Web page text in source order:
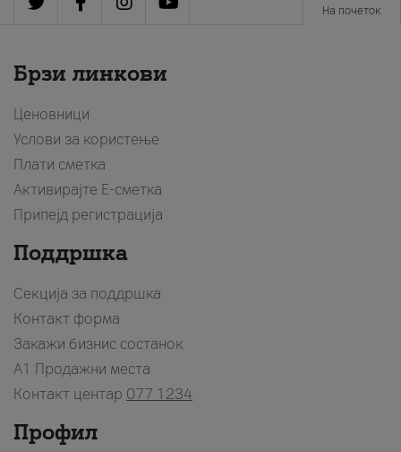
На почеток
Брзи линкови
Ценовници
Услови за користење
Плати сметка
Активирајте Е-сметка
Припејд регистрација
Поддршка
Секција за поддршка
Контакт форма
Закажи бизнис состанок
A1 Продажни места
Контакт центар 077 1234
Профил